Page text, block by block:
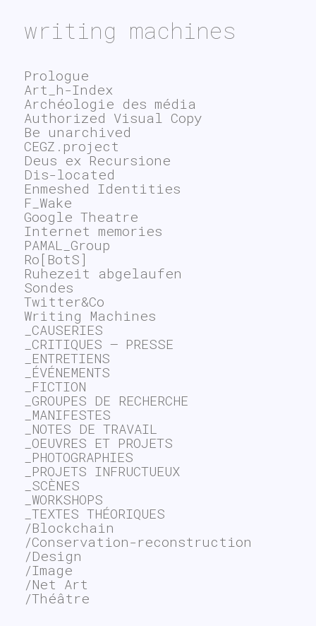
writing machines
Prologue
Art_h-Index
Archéologie des média
Authorized Visual Copy
Be unarchived
CEGZ.project
Deus ex Recursione
Dis-located
Enmeshed Identities
F_Wake
Google Theatre
Internet memories
PAMAL_Group
Ro[BotS]
Ruhezeit abgelaufen
Sondes
Twitter&Co
Writing Machines
_CAUSERIES
_CRITIQUES – PRESSE
_ENTRETIENS
_ÉVÉNEMENTS
_FICTION
_GROUPES DE RECHERCHE
_MANIFESTES
_NOTES DE TRAVAIL
_OEUVRES ET PROJETS
_PHOTOGRAPHIES
_PROJETS INFRUCTUEUX
_SCÈNES
_WORKSHOPS
_TEXTES THÉORIQUES
/Blockchain
/Conservation-reconstruction
/Design
/Image
/Net Art
/Théâtre